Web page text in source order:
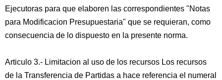
Ejecutoras para que elaboren las correspondientes "Notas
para Modificacion Presupuestaria" que se requieran, como
consecuencia de lo dispuesto en la presente norma.
Articulo 3.- Limitacion al uso de los recursos Los recursos
de la Transferencia de Partidas a hace referencia el numeral